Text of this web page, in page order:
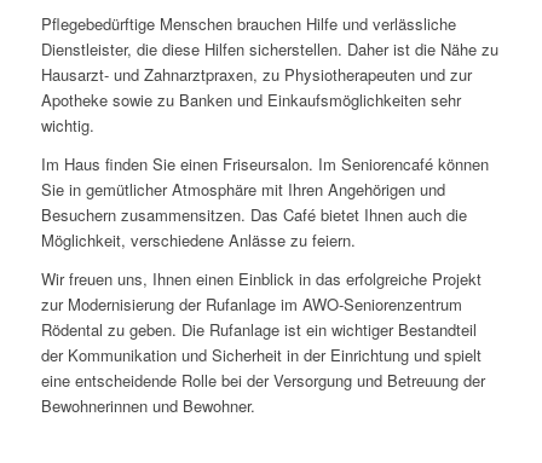
Pflegebedürftige Menschen brauchen Hilfe und verlässliche
Dienstleister, die diese Hilfen sicherstellen. Daher ist die Nähe zu
Hausarzt- und Zahnarztpraxen, zu Physiotherapeuten und zur
Apotheke sowie zu Banken und Einkaufsmöglichkeiten sehr
wichtig.
Im Haus finden Sie einen Friseursalon. Im Seniorencafé können
Sie in gemütlicher Atmosphäre mit Ihren Angehörigen und
Besuchern zusammensitzen. Das Café bietet Ihnen auch die
Möglichkeit, verschiedene Anlässe zu feiern.
Wir freuen uns, Ihnen einen Einblick in das erfolgreiche Projekt
zur Modernisierung der Rufanlage im AWO-Seniorenzentrum
Rödental zu geben. Die Rufanlage ist ein wichtiger Bestandteil
der Kommunikation und Sicherheit in der Einrichtung und spielt
eine entscheidende Rolle bei der Versorgung und Betreuung der
Bewohnerinnen und Bewohner.